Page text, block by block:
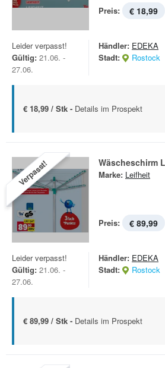
Preis: € 18,99
Leider verpasst!
Gültig: 21.06. -
27.06.
Händler: EDEKA
Stadt:
Rostock
€ 18,99 / Stk - Details im Prospekt
Verpasst! Wäscheschirm
Marke: Leifheit
Preis: € 89,99
Leider verpasst!
Gültig: 21.06. -
27.06.
Händler: EDEKA
Stadt:
Rostock
€ 89,99 / Stk - Details im Prospekt